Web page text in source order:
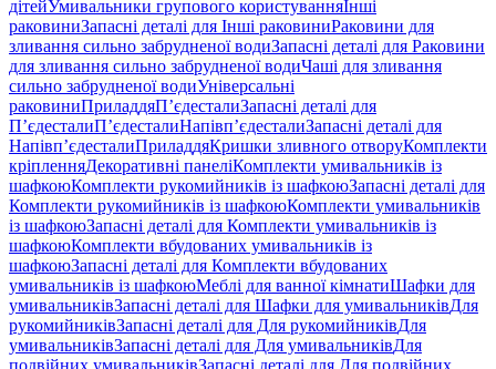
дітейУмивальники групового користуванняІнші
раковиниЗапасні деталі для Інші раковиниРаковини для
зливання сильно забрудненої водиЗапасні деталі для Раковини
для зливання сильно забрудненої водиЧаші для зливання
сильно забрудненої водиУніверсальні
раковиниПриладдяП’єдесталиЗапасні деталі для
П’єдесталиП’єдесталиНапівп’єдесталиЗапасні деталі для
Напівп’єдесталиПриладдяКришки зливного отворуКомплекти
кріпленняДекоративні панеліКомплекти умивальників із
шафкоюКомплекти рукомийників із шафкоюЗапасні деталі для
Комплекти рукомийників із шафкоюКомплекти умивальників
із шафкоюЗапасні деталі для Комплекти умивальників із
шафкоюКомплекти вбудованих умивальників із
шафкоюЗапасні деталі для Комплекти вбудованих
умивальників із шафкоюМеблі для ванної кімнатиШафки для
умивальниківЗапасні деталі для Шафки для умивальниківДля
рукомийниківЗапасні деталі для Для рукомийниківДля
умивальниківЗапасні деталі для Для умивальниківДля
подвійних умивальниківЗапасні деталі для Для подвійних